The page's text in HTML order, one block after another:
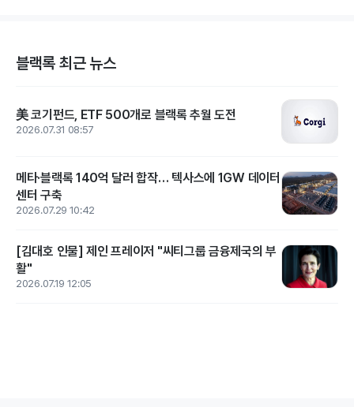
블랙록 최근 뉴스
美 코기펀드, ETF 500개로 블랙록 추월 도전
2026.07.31 08:57
메타·블랙록 140억 달러 합작… 텍사스에 1GW 데이터
센터 구축
2026.07.29 10:42
[김대호 인물] 제인 프레이저 "씨티그룹 금융제국의 부
활"
2026.07.19 12:05